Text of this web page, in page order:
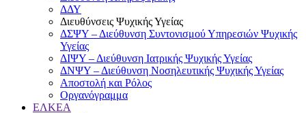
ΔΔΥ
Διευθύνσεις Ψυχικής Υγείας
ΔΣΨΥ – Διεύθυνση Συντονισμού Υπηρεσιών Ψυχικής
Υγείας
ΔΙΨΥ – Διεύθυνση Ιατρικής Ψυχικής Υγείας
ΔΝΨΥ – Διεύθυνση Νοσηλευτικής Ψυχικής Υγείας
Αποστολή και Ρόλος
Οργανόγραμμα
ΕΛΚΕΑ